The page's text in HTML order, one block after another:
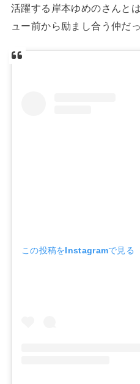
活躍する岸本ゆめのさんと
ュー前から励まし合う仲だ
この投稿をInstagramで見る